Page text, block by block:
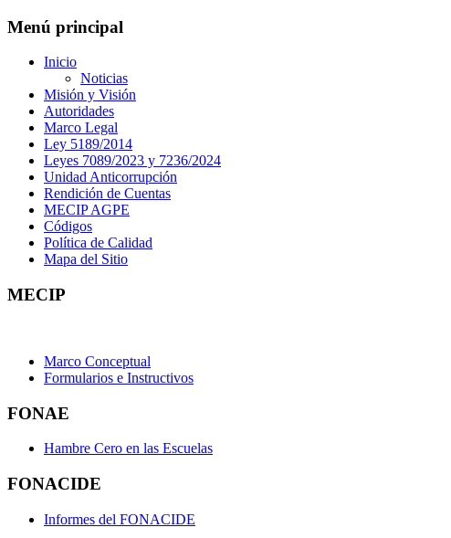
Menú principal
Inicio
Noticias
Misión y Visión
Autoridades
Marco Legal
Ley 5189/2014
Leyes 7089/2023 y 7236/2024
Unidad Anticorrupción
Rendición de Cuentas
MECIP AGPE
Códigos
Política de Calidad
Mapa del Sitio
MECIP
Marco Conceptual
Formularios e Instructivos
FONAE
Hambre Cero en las Escuelas
FONACIDE
Informes del FONACIDE